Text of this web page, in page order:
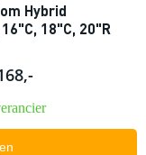
Hybrid
18"C, 20"R